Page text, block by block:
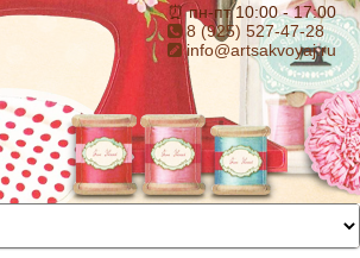
⏰ пн-пт 10:00 - 17:00
8 (925) 527-47-28
info@artsakvoyaj.ru